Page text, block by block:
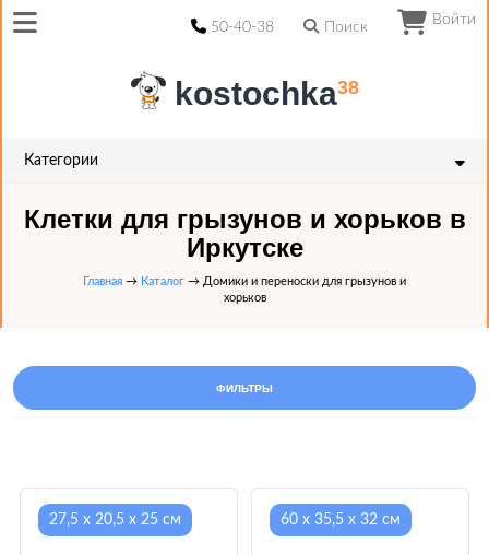
Войти
50-40-38 Поиск
kostochka38
Категории
Клетки для грызунов и хорьков в
Иркутске
Главная → Каталог → Домики и переноски для грызунов и
хорьков
ФИЛЬТРЫ
27,5 x 20,5 x 25 см 60 х 35,5 х 32 см